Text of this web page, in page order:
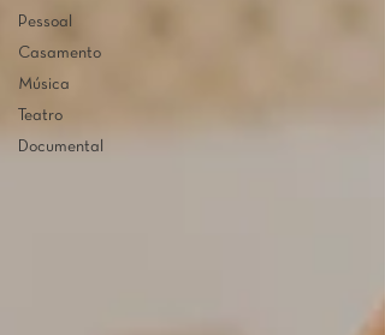
Pessoal
Casamento
Música
Teatro
Documental